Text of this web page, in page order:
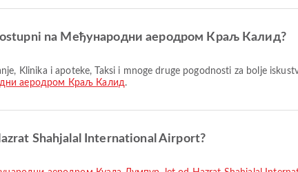
na Међународни аеродром Краљ Калид?
аеродром Краљ Калид.
Shahjalal International Airport?